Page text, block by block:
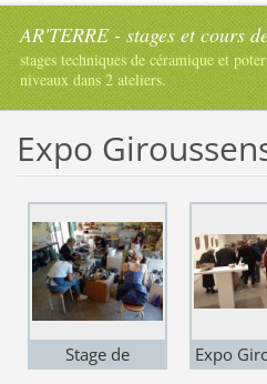
AR'TERRE - stages et cours
stages techniques de céramique et
niveaux dans 2 ateliers.
Expo
Stage de
Expo